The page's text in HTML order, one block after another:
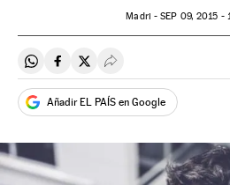
Madri -SEP 09, 2015 -
Compartir en Whatsapp
Compartir en Facebook
Compartir en Twitter
Desplegar Redes
Añadir EL PAÍS en Google